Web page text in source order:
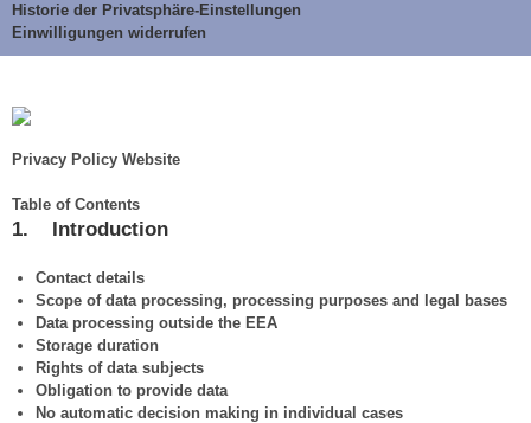
Historie der Privatsphäre-Einstellungen
Einwilligungen widerrufen
Privacy Policy Website
Table of Contents
1. Introduction
Contact details
Scope of data processing, processing purposes and legal bases
Data processing outside the EEA
Storage duration
Rights of data subjects
Obligation to provide data
No automatic decision making in individual cases